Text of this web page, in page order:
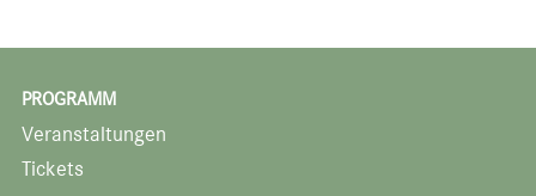
PROGRAMM
Veranstaltungen
Tickets